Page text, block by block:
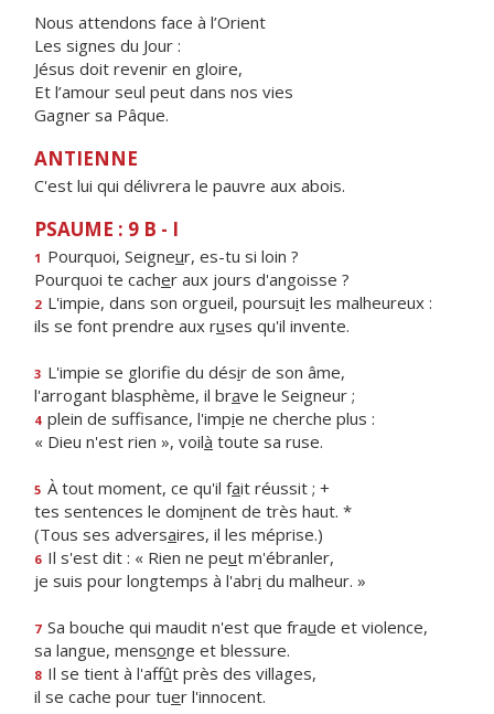
Nous attendons face à l’Orient
Les signes du Jour :
Jésus doit revenir en gloire,
Et l’amour seul peut dans nos vies
Gagner sa Pâque.
ANTIENNE
C'est lui qui délivrera le pauvre aux abois.
PSAUME : 9 B - I
1 Pourquoi, Seigneur, es-tu si loin ?
Pourquoi te cacher aux jours d'angoisse ?
2 L'impie, dans son orgueil, poursuit les malheureux :
ils se font prendre aux ruses qu'il invente.
3 L'impie se glorifie du désir de son âme,
l'arrogant blasphème, il brave le Seigneur ;
4 plein de suffisance, l'impie ne cherche plus :
« Dieu n'est rien », voilà toute sa ruse.
5 À tout moment, ce qu'il fait réussit ; +
tes sentences le dominent de très haut. *
(Tous ses adversaires, il les méprise.)
6 Il s'est dit : « Rien ne peut m'ébranler,
je suis pour longtemps à l'abri du malheur. »
7 Sa bouche qui maudit n'est que fraude et violence,
sa langue, mensonge et blessure.
8 Il se tient à l'affût près des villages,
il se cache pour tuer l'innocent.